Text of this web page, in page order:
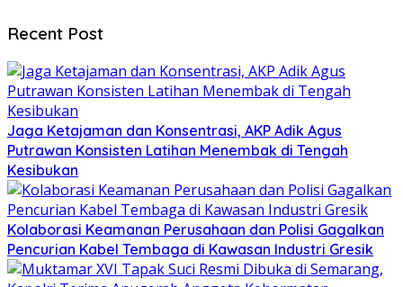
Recent Post
Jaga Ketajaman dan Konsentrasi, AKP Adik Agus
Putrawan Konsisten Latihan Menembak di Tengah
Kesibukan
Kolaborasi Keamanan Perusahaan dan Polisi Gagalkan
Pencurian Kabel Tembaga di Kawasan Industri Gresik